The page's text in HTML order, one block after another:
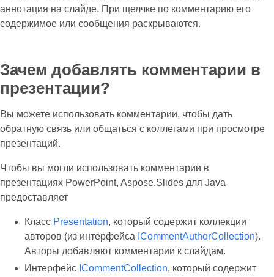
аннотация на слайде. При щелчке по комментарию его
содержимое или сообщения раскрываются.
Зачем добавлять комментарии в
презентации?
Вы можете использовать комментарии, чтобы дать
обратную связь или общаться с коллегами при просмотре
презентаций.
Чтобы вы могли использовать комментарии в
презентациях PowerPoint, Aspose.Slides для Java
предоставляет
Класс Presentation, который содержит коллекции
авторов (из интерфейса ICommentAuthorCollection).
Авторы добавляют комментарии к слайдам.
Интерфейс ICommentCollection, который содержит